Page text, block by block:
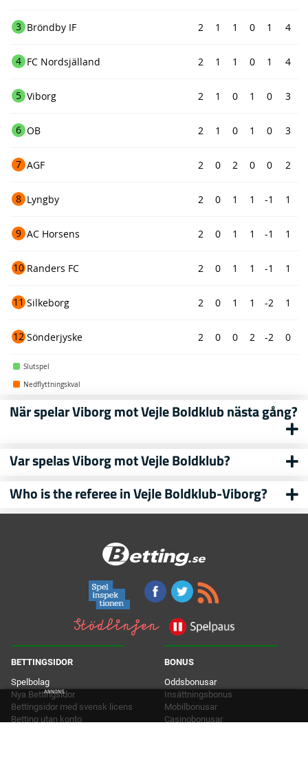
3 Bröndby IF 2 1 1 0 1 4
4 FC Nordsjälland 2 1 1 0 1 4
5 Viborg 2 1 0 1 0 3
6 OB 2 1 0 1 0 3
7 AGF 2 0 2 0 0 2
8 Lyngby 2 0 1 1 -1 1
9 AC Horsens 2 0 1 1 -1 1
10 Randers FC 2 0 1 1 -1 1
11 Silkeborg 2 0 1 1 -2 1
12 Sönderjyske 2 0 0 2 -2 0
Slutspel
Nedflyttningskval
När spelar Viborg mot Vejle Boldklub nästa gång?
Var spelas Viborg mot Vejle Boldklub?
Who is the referee in Vejle Boldklub-Viborg?
ANNONS
BETTINGSIDOR
Spelbolag
Nya Bettingsidor
Bettingsidor med svensk licens
Betting utan konto
BONUS
Oddsbonusar
Insättningsbonus
Mobilbonusar
Casinobonusar